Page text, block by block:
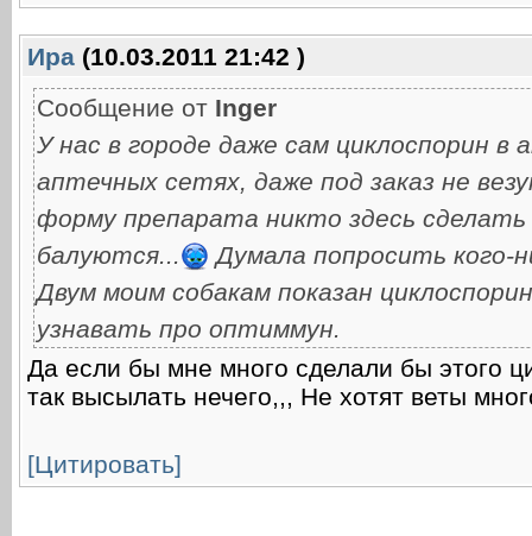
Ира (10.03.2011 21:42 )
Сообщение от Inger
У нас в городе даже сам циклоспорин
аптечных сетях, даже под заказ не
форму препарата никто здесь
балуются...
Думала попросить кого-
Двум моим собакам показан
узнавать про оптиммун.
Да если бы мне много сделали бы этого
так высылать нечего,,, Не хотят веты
[Цитировать]